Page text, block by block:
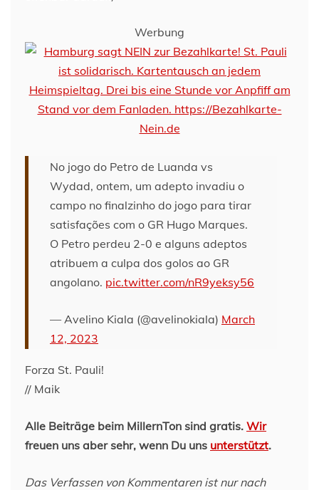
Werbung
No jogo do Petro de Luanda vs
Wydad, ontem, um adepto invadiu o
campo no finalzinho do jogo para tirar
satisfações com o GR Hugo Marques.
O Petro perdeu 2-0 e alguns adeptos
atribuem a culpa dos golos ao GR
angolano. pic.twitter.com/nR9yeksy56
— Avelino Kiala (@avelinokiala) March
12, 2023
Forza St. Pauli!
// Maik
Alle Beiträge beim MillernTon sind gratis. Wir
freuen uns aber sehr, wenn Du uns unterstützt.
Das Verfassen von Kommentaren ist nur nach